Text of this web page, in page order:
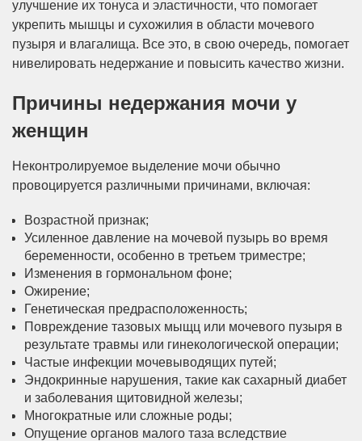
улучшение их тонуса и эластичности, что помогает
укрепить мышцы и сухожилия в области мочевого
пузыря и влагалища. Все это, в свою очередь, помогает
нивелировать недержаниe и повысить качество жизни.
Причины недержания мочи у
женщин
Неконтролируемое выделение мочи обычно
провоцируется различными причинами, включая:
Возрастной признак;
Усиленное давление на мочевой пузырь во время
беременности, особенно в третьем триместре;
Изменения в гормональном фоне;
Ожирение;
Генетическая предрасположенность;
Повреждение тазовых мыщц или мочевого пузыря в
результате травмы или гинекологической операции;
Частые инфекции мочевыводящих путей;
Эндокринные нарушения, такие как сахарный диабет
и заболевания щитовидной железы;
Многократные или сложные роды;
Опущение органов малого таза вследствие